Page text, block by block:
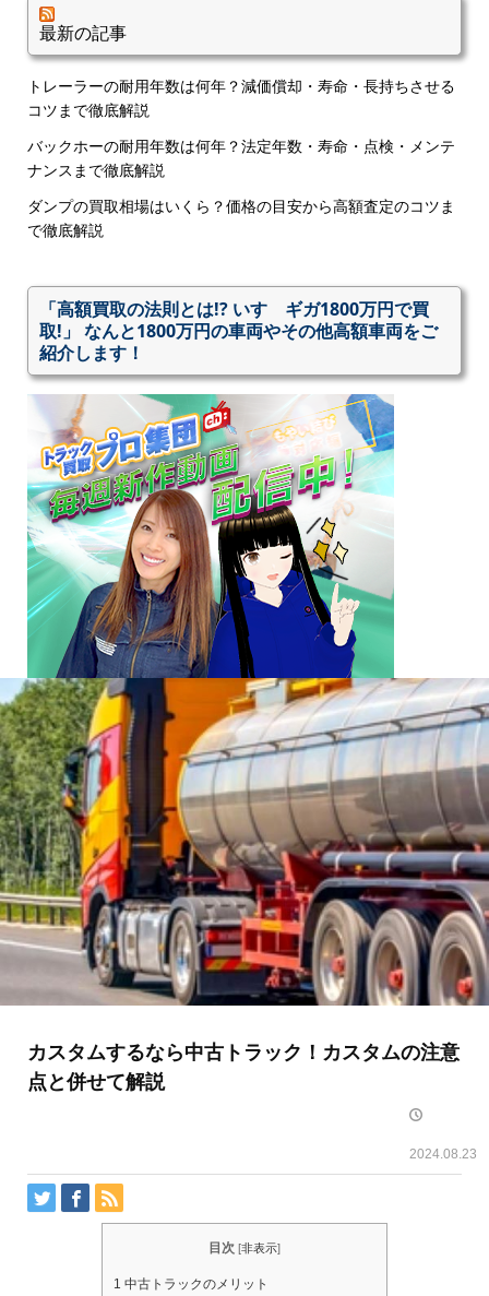
カスタムするなら中古トラック！カスタムの注意
点と併せて解説
2024.08.23
目次 [非表示]
1 中古トラックのメリット
最新の記事
トレーラーの耐用年数は何年？減価償却・寿命・長持ちさせる
コツまで徹底解説
バックホーの耐用年数は何年？法定年数・寿命・点検・メンテ
ナンスまで徹底解説
ダンプの買取相場はいくら？価格の目安から高額査定のコツま
で徹底解説
「高額買取の法則とは!? いすゞギガ1800万円で買
取!」 なんと1800万円の車両やその他高額車両をご
紹介します！